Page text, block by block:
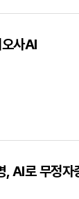
사AI
AI로 무정자